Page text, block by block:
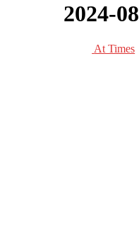
2024-08
At Times